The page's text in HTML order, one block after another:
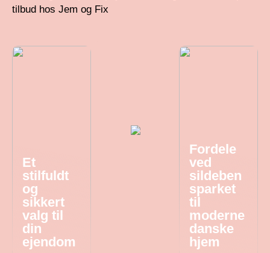
tilbud hos Jem og Fix
Et
stilfuldt
og
sikkert
valg til
din
ejendom
Fordele
ved
sildeben
sparket
til
moderne
danske
hjem